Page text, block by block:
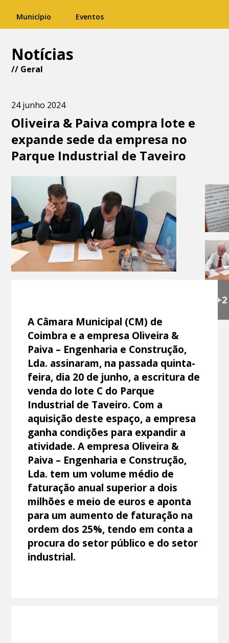
Município Eventos
Notícias
// Geral
24 junho 2024
Oliveira & Paiva compra lote e
expande sede da empresa no
Parque Industrial de Taveiro
+2
A Câmara Municipal (CM) de
Coimbra e a empresa Oliveira &
Paiva – Engenharia e Construção,
Lda. assinaram, na passada quinta-
feira, dia 20 de junho, a escritura de
venda do lote C do Parque
Industrial de Taveiro. Com a
aquisição deste espaço, a empresa
ganha condições para expandir a
atividade. A empresa Oliveira &
Paiva – Engenharia e Construção,
Lda. tem um volume médio de
faturação anual superior a dois
milhões e meio de euros e aponta
para um aumento de faturação na
ordem dos 25%, tendo em conta a
procura do setor público e do setor
industrial.